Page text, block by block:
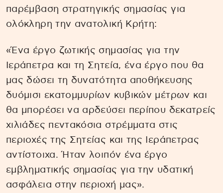
παρέμβαση στρατηγικής σημασίας για
ολόκληρη την ανατολική Κρήτη:
«Ένα έργο ζωτικής σημασίας για την
Ιεράπετρα και τη Σητεία, ένα έργο που θα
μας δώσει τη δυνατότητα αποθήκευσης
δυόμισι εκατομμυρίων κυβικών μέτρων και
θα μπορέσει να αρδεύσει περίπου δεκατρείς
χιλιάδες πεντακόσια στρέμματα στις
περιοχές της Σητείας και της Ιεράπετρας
αντίστοιχα. Ήταν λοιπόν ένα έργο
εμβληματικής σημασίας για την υδατική
ασφάλεια στην περιοχή μας».